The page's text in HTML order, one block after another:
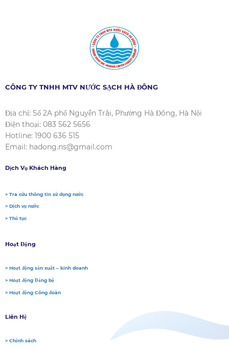
CÔNG TY TNHH MTV NƯỚC SẠCH HÀ ĐÔNG
Địa chỉ: Số 2A phố Nguyễn Trãi, Phường Hà Đông, Hà Nội
Điện thoại: 083 562 5656
Hotline: 1900 636 515
Email: hadong.ns@gmail.com
Dịch Vụ Khách Hàng
> Tra cứu thông tin sử dụng nước
> Dịch vụ nước
> Thủ tục
Hoạt Động
> Hoạt động sản xuất – kinh doanh
> Hoạt động Đảng bộ
> Hoạt động Công đoàn
Liên Hệ
> Chính sách